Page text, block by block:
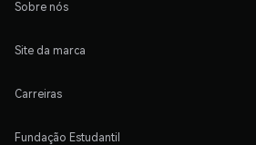
Sobre nós
Site da marca
Carreiras
Fundação Estudantil